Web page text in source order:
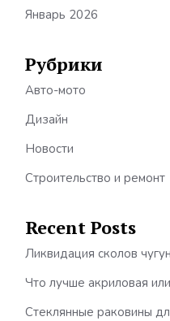
Январь 2026
Рубрики
Авто-мото
Дизайн
Новости
Строительство и ремонт
Recent Posts
Ликвидация сколов
Что лучше акриловая
Стеклянные раковины